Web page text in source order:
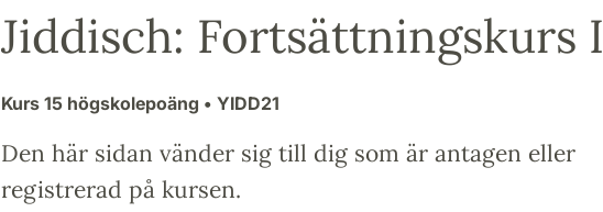
Jiddisch: Fortsättningskurs I
Kurs 15 högskolepoäng • YIDD21
Den här sidan vänder sig till dig som är antagen eller
registrerad på kursen.